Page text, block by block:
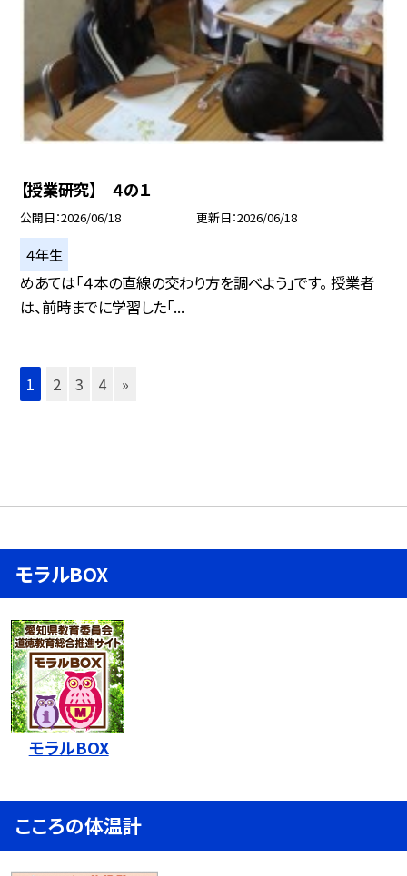
【授業研究】 ４の１
公開日 2026/06/18 更新日 2026/06/18
４年生
めあては「４本の直線の交わり方を調べよう」です。 授業者
は、前時までに学習した「...
1 2 3 4 »
モラルBOX
モラルBOX
こころの体温計